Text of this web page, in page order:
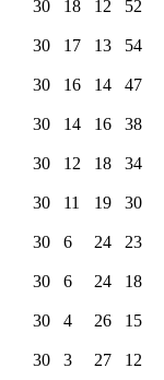
30 18 12 52
30 17 13 54
30 16 14 47
30 14 16 38
30 12 18 34
30 11 19 30
30 6 24 23
30 6 24 18
30 4 26 15
30 3 27 12